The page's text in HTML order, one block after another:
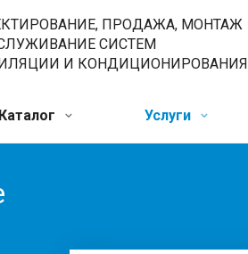
ПРОДАЖА, МОНТАЖ
СИСТЕМ
И КОНДИЦИОНИРОВАНИЯ
Каталог Услуги